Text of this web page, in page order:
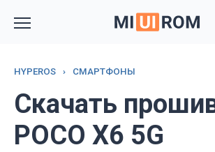
HYPEROS › СМАРТФОНЫ
Скачать
POCO X6 5G